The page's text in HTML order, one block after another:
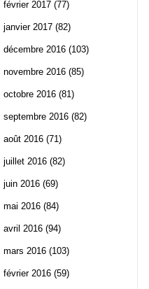
février 2017 (77)
janvier 2017 (82)
décembre 2016 (103)
novembre 2016 (85)
octobre 2016 (81)
septembre 2016 (82)
août 2016 (71)
juillet 2016 (82)
juin 2016 (69)
mai 2016 (84)
avril 2016 (94)
mars 2016 (103)
février 2016 (59)